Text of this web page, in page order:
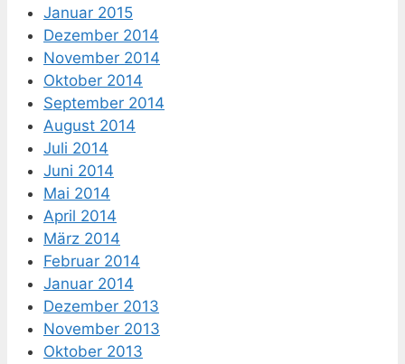
Januar 2015
Dezember 2014
November 2014
Oktober 2014
September 2014
August 2014
Juli 2014
Juni 2014
Mai 2014
April 2014
März 2014
Februar 2014
Januar 2014
Dezember 2013
November 2013
Oktober 2013